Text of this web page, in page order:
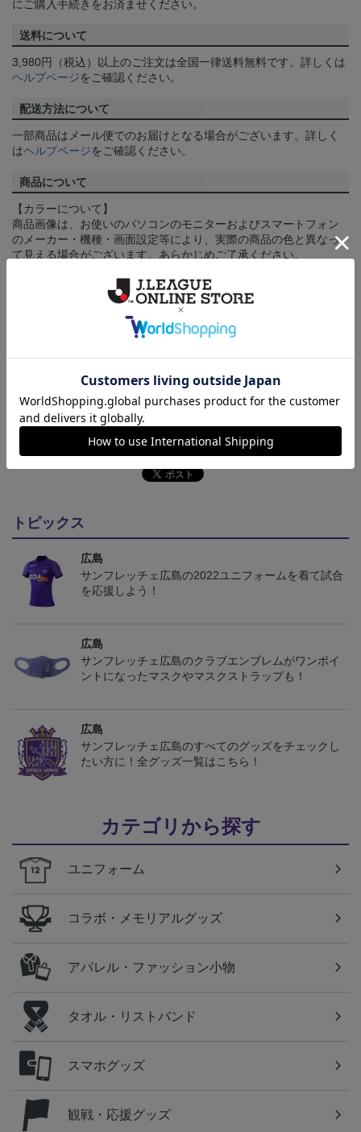
にご購入手続きをお済ませください。
送料について
3,980円（税込）以上のご注文は全国一律送料無料です。詳しくは
ヘルプページをご確認ください。
配送方法について
一部商品はメール便でのお届けとなる場合がございます。詳しく
はヘルプページをご確認ください。
商品について
【カラーについて】
商品画像は、お使いのパソコンのモニターおよびスマートフォン
のメーカー・機種・画面設定等により、実際の商品の色と異なっ
て見える場合がございます。あらかじめご了承ください。
取り扱い商品によっては、パッケージやデザインなどの仕様が予
告なく変更になることがございます。
決済について
ギフト対応について
トピックス
広島
サンフレッチェ広島の2022ユニフォームを着て試合
を応援しよう！
広島
サンフレッチェ広島のクラブエンブレムがワンポイ
ントになったマスクやマスクストラップも！
広島
サンフレッチェ広島のすべてのグッズをチェックし
たい方に！全グッズ一覧はこちら！
カテゴリから探す
ユニフォーム
コラボ・メモリアルグッズ
アパレル・ファッション小物
タオル・リストバンド
スマホグッズ
観戦・応援グッズ